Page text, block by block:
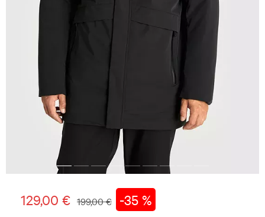
129,00 € 199,00 € -35 %